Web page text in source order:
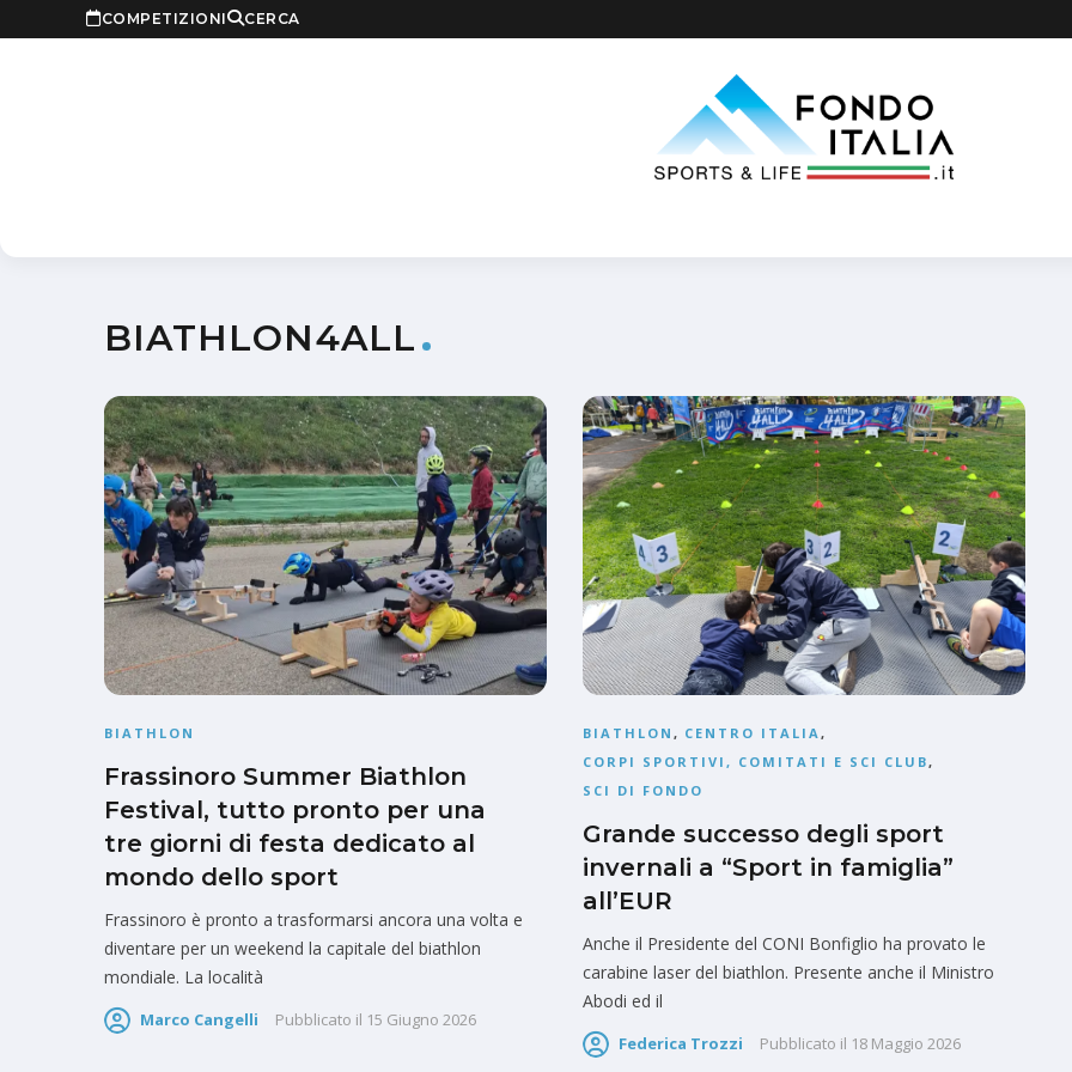
COMPETIZIONI CERCA
BIATHLON4ALL
BIATHLON
Frassinoro Summer Biathlon
Festival, tutto pronto per una
tre giorni di festa dedicato al
mondo dello sport
Frassinoro è pronto a trasformarsi ancora una volta e
diventare per un weekend la capitale del biathlon
mondiale. La località
Marco Cangelli Pubblicato il 15 Giugno 2026
BIATHLON , CENTRO ITALIA,
CORPI SPORTIVI, COMITATI E SCI CLUB,
SCI DI FONDO
Grande successo degli sport
invernali a “Sport in famiglia”
all’EUR
Anche il Presidente del CONI Bonfiglio ha provato le
carabine laser del biathlon. Presente anche il Ministro
Abodi ed il
Federica Trozzi Pubblicato il 18 Maggio 2026